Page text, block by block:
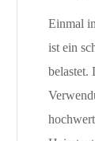
Einmal
ist ein
belastet.